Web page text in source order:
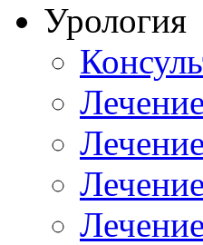
Урология